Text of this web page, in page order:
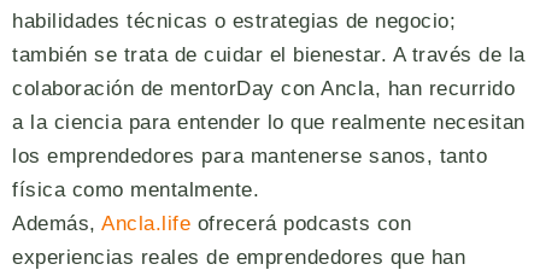
habilidades técnicas o estrategias de negocio;
también se trata de cuidar el bienestar. A través de la
colaboración de mentorDay con Ancla, han recurrido
a la ciencia para entender lo que realmente necesitan
los emprendedores para mantenerse sanos, tanto
física como mentalmente.
Además, Ancla.life ofrecerá podcasts con
experiencias reales de emprendedores que han